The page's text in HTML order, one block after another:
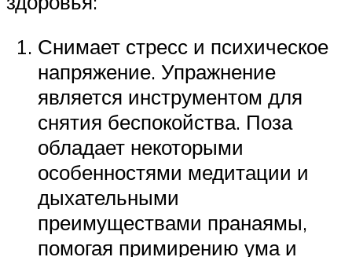
Снимает стресс и психическое
напряжение. Упражнение
является инструментом для
снятия беспокойства. Поза
обладает некоторыми
особенностями медитации и
дыхательными
преимуществами пранаямы,
помогая примирению ума и